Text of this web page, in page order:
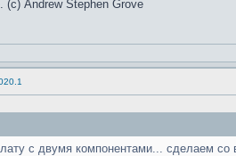
Andrew Stephen Grove
с двумя компонентами... сделаем со